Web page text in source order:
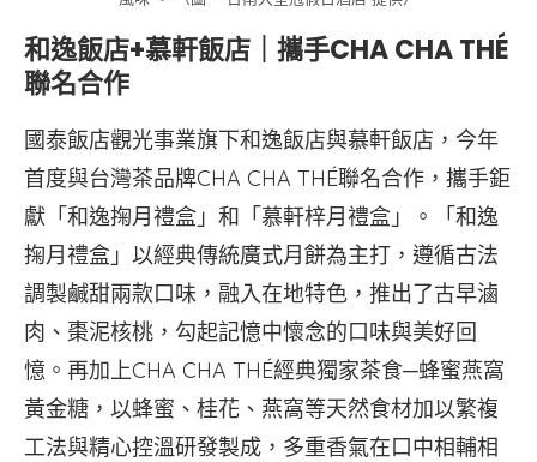
和逸飯店+慕軒飯店｜攜手CHA CHA THÉ
聯名合作
國泰飯店觀光事業旗下和逸飯店與慕軒飯店，今年
首度與台灣茶品牌CHA CHA THÉ聯名合作，攜手鉅
獻「和逸掬月禮盒」和「慕軒梓月禮盒」。「和逸
掬月禮盒」以經典傳統廣式月餅為主打，遵循古法
調製鹹甜兩款口味，融入在地特色，推出了古早滷
肉、棗泥核桃，勾起記憶中懷念的口味與美好回
憶。再加上CHA CHA THÉ經典獨家茶食─蜂蜜燕窩
黃金糖，以蜂蜜、桂花、燕窩等天然食材加以繁複
工法與精心控溫研發製成，多重香氣在口中相輔相